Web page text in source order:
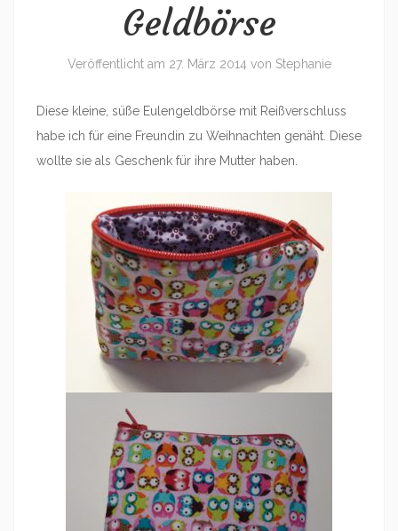
Geldbörse
Veröffentlicht am 27. März 2014 von Stephanie
Diese kleine, süße Eulengeldbörse mit Reißverschluss
habe ich für eine Freundin zu Weihnachten genäht. Diese
wollte sie als Geschenk für ihre Mutter haben.